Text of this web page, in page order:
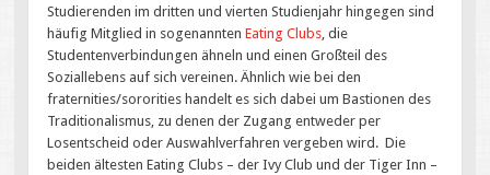
Studierenden im dritten und vierten Studienjahr hingegen sind
häufig Mitglied in sogenanntenEating Clubs, die
Studentenverbindungen ähneln und einen Großteil des
Soziallebens auf sich vereinen. Ähnlich wie bei den
fraternities/sororities handelt es sich dabei um Bastionen des
Traditionalismus, zu denen der Zugang entweder per
Losentscheid oder Auswahlverfahren vergeben wird. Die
beiden ältesten Eating Clubs – der Ivy Club und der Tiger Inn –